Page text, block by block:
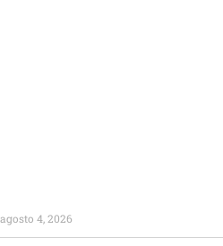
agosto 4, 2026